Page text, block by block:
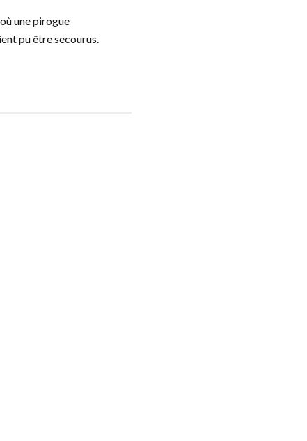
une pirogue
pu être secourus.